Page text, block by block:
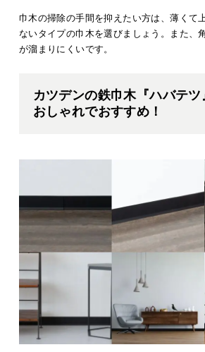
巾木の掃除の手間を抑えたい方は、薄くて
ないタイプの巾木を選びましょう。また、
が溜まりにくいです。
カツデンの鉄巾木『ハバテツ
おしゃれでおすすめ！